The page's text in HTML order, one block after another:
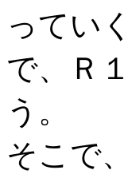
ってい
で、Ｒ
う。
そこで